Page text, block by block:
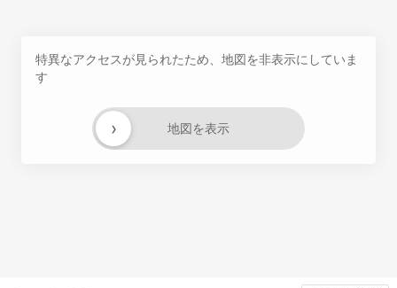
特異なアクセスが見られたため、地図を非表示にしていま
す
地図を表示
›